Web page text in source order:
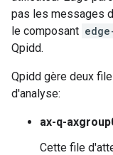
pas les messages
le composant
Qpidd.
Qpidd gère deux
d'analyse:
ax-q-
Cette file